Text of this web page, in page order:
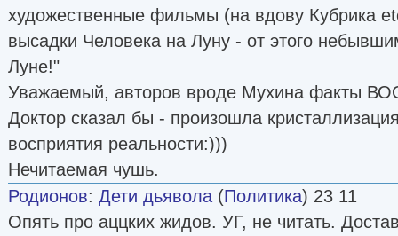
художественные фильмы (на вдову Кубрика
высадки Человека на Луну - от этого
Луне!"
Уважаемый, авторов вроде Мухина факты
Доктор сказал бы - произошла
восприятия реальности:)))
Нечитаемая чушь.
Родионов: Дети дьявола (Политика) 23 11
Опять про аццких жидов. УГ, не читать.